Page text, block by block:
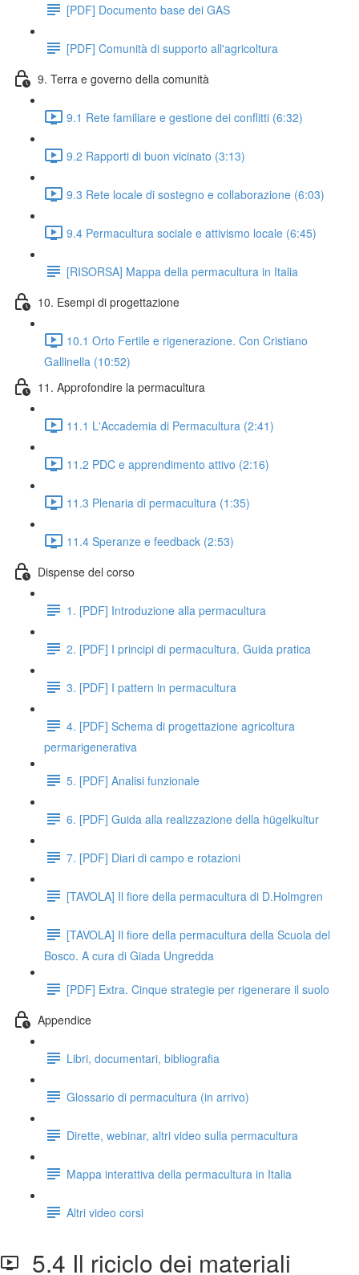
[PDF] Documento base dei GAS
[PDF] Comunità di supporto all'agricoltura
9. Terra e governo della comunità
9.1 Rete familiare e gestione dei conflitti (6:32)
9.2 Rapporti di buon vicinato (3:13)
9.3 Rete locale di sostegno e collaborazione (6:03)
9.4 Permacultura sociale e attivismo locale (6:45)
[RISORSA] Mappa della permacultura in Italia
10. Esempi di progettazione
10.1 Orto Fertile e rigenerazione. Con Cristiano
Gallinella (10:52)
11. Approfondire la permacultura
11.1 L'Accademia di Permacultura (2:41)
11.2 PDC e apprendimento attivo (2:16)
11.3 Plenaria di permacultura (1:35)
11.4 Speranze e feedback (2:53)
Dispense del corso
1. [PDF] Introduzione alla permacultura
2. [PDF] I principi di permacultura. Guida pratica
3. [PDF] I pattern in permacultura
4. [PDF] Schema di progettazione agricoltura
permarigenerativa
5. [PDF] Analisi funzionale
6. [PDF] Guida alla realizzazione della hügelkultur
7. [PDF] Diari di campo e rotazioni
[TAVOLA] Il fiore della permacultura di D.Holmgren
[TAVOLA] Il fiore della permacultura della Scuola del
Bosco. A cura di Giada Ungredda
[PDF] Extra. Cinque strategie per rigenerare il suolo
Appendice
Libri, documentari, bibliografia
Glossario di permacultura (in arrivo)
Dirette, webinar, altri video sulla permacultura
Mappa interattiva della permacultura in Italia
Altri video corsi
5.4 Il riciclo dei materiali